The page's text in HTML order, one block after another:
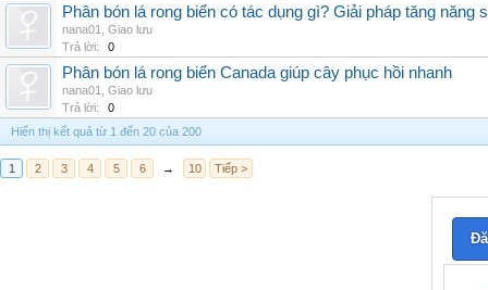
Phân bón lá rong biển có tác dụng gì? Giải pháp tăng năng
nana01
Giao lưu
Trả lời:
0
Phân bón lá rong biển Canada giúp cây phục hồi nhanh
nana01
Giao lưu
Trả lời:
0
Hiển thị kết quả từ 1 đến 20 của 200
1 2 3 4 5 6 → 10 Tiếp >